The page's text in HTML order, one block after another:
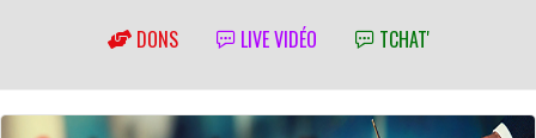
DONS LIVE VIDÉO TCHAT'